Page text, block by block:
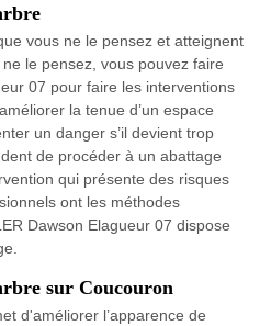
vous ne le pensez et atteignent
le pensez, vous pouvez faire
07 pour faire les interventions
la tenue d’un espace
un danger s’il devient trop
de procéder à un abattage
qui présente des risques
ont les méthodes
Dawson Elagueur 07 dispose
sur Coucouron
d'améliorer l’apparence de